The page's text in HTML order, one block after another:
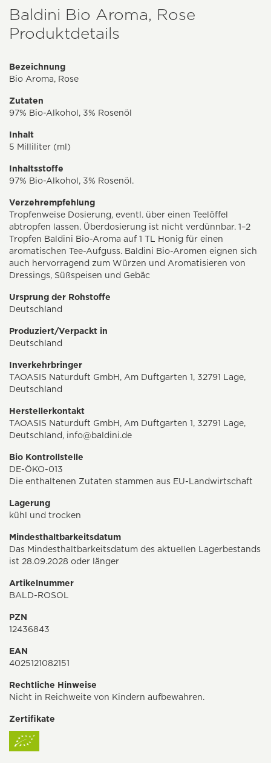
Baldini Bio Aroma, Rose
Produktdetails
Bezeichnung
Bio Aroma, Rose
Zutaten
97% Bio-Alkohol, 3% Rosenöl
Inhalt
5 Milliliter (ml)
Inhaltsstoffe
97% Bio-Alkohol, 3% Rosenöl.
Verzehrempfehlung
Tropfenweise Dosierung, eventl. über einen Teelöffel
abtropfen lassen. Überdosierung ist nicht verdünnbar. 1–2
Tropfen Baldini Bio-Aroma auf 1 TL Honig für einen
aromatischen Tee-Aufguss. Baldini Bio-Aromen eignen sich
auch hervorragend zum Würzen und Aromatisieren von
Dressings, Süßspeisen und Gebäc
Ursprung der Rohstoffe
Deutschland
Produziert/Verpackt in
Deutschland
Inverkehrbringer
TAOASIS Naturduft GmbH, Am Duftgarten 1, 32791 Lage,
Deutschland
Herstellerkontakt
TAOASIS Naturduft GmbH, Am Duftgarten 1, 32791 Lage,
Deutschland, info@baldini.de
Bio Kontrollstelle
DE-ÖKO-013
Die enthaltenen Zutaten stammen aus EU-Landwirtschaft
Lagerung
kühl und trocken
Mindesthaltbarkeitsdatum
Das Mindesthaltbarkeitsdatum des aktuellen Lagerbestands
ist 28.09.2028 oder länger
Artikelnummer
BALD-ROSOL
PZN
12436843
EAN
4025121082151
Rechtliche Hinweise
Nicht in Reichweite von Kindern aufbewahren.
Zertifikate